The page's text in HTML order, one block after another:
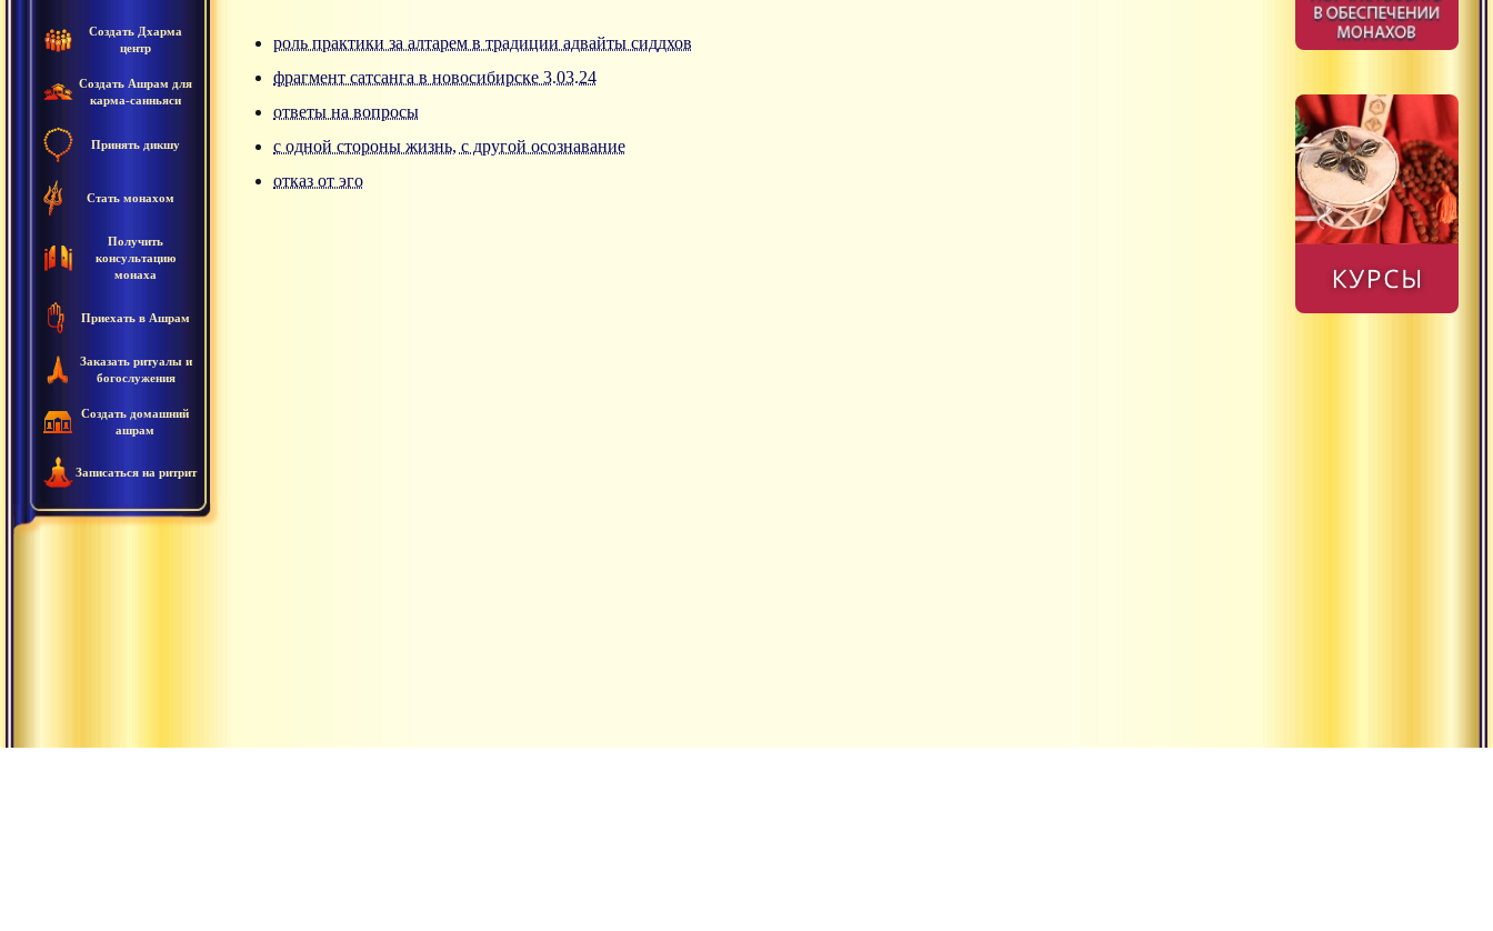
Создать Дхарма
центр
Создать Ашрам для
карма-санньяси
Принять дикшу
Стать монахом
Получить
консультацию
монаха
Приехать в Ашрам
Заказать ритуалы и
богослужения
Создать домашний
ашрам
Записаться на ритрит
роль практики за алтарем в традиции адвайты сиддхов
фрагмент сатсанга в новосибирске 3.03.24
ответы на вопросы
с одной стороны жизнь, с другой осознавание
отказ от эго